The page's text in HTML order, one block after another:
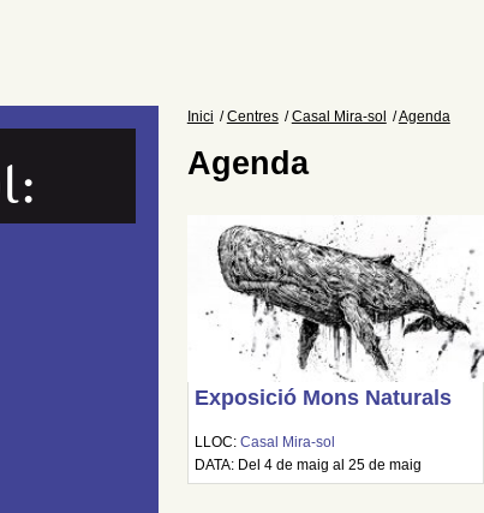
Inici Centres Casal Mira-sol Agenda
Agenda
Exposició Mons Naturals
LLOC: Casal Mira-sol
DATA: Del 4 de maig al 25 de maig